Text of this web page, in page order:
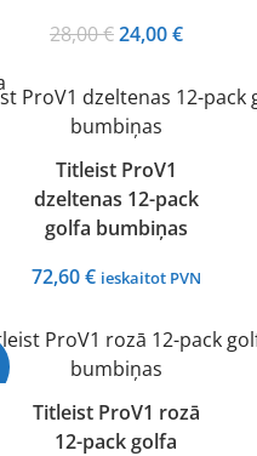
28,00€Original
was:
28,00 €.
24,00€Current
is:
Titleist ProV1
dzeltenas 12-pack
golfa bumbiņas
72,60€ ieskaitot PVN
Titleist ProV1 rozā
12-pack golfa